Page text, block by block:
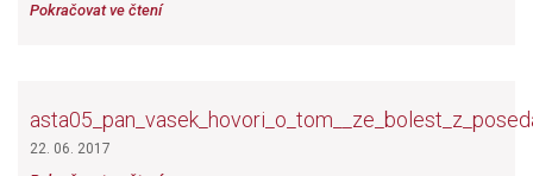
Pokračovat ve čtení
22. 06. 2017